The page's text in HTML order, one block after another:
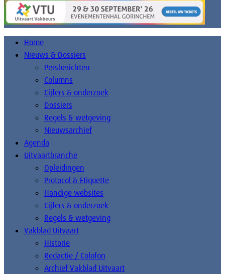
Home
Nieuws & Dossiers
Persberichten
Columns
Cijfers & onderzoek
Dossiers
Regels & wetgeving
Nieuwsarchief
Agenda
Uitvaartbranche
Opleidingen
Protocol & Etiquette
Handige websites
Cijfers & onderzoek
Regels & wetgeving
Vakblad Uitvaart
Historie
Redactie / Colofon
Archief Vakblad Uitvaart